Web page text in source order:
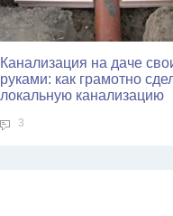
Канализация на даче
руками: как грамотно
локальную канализацию
3